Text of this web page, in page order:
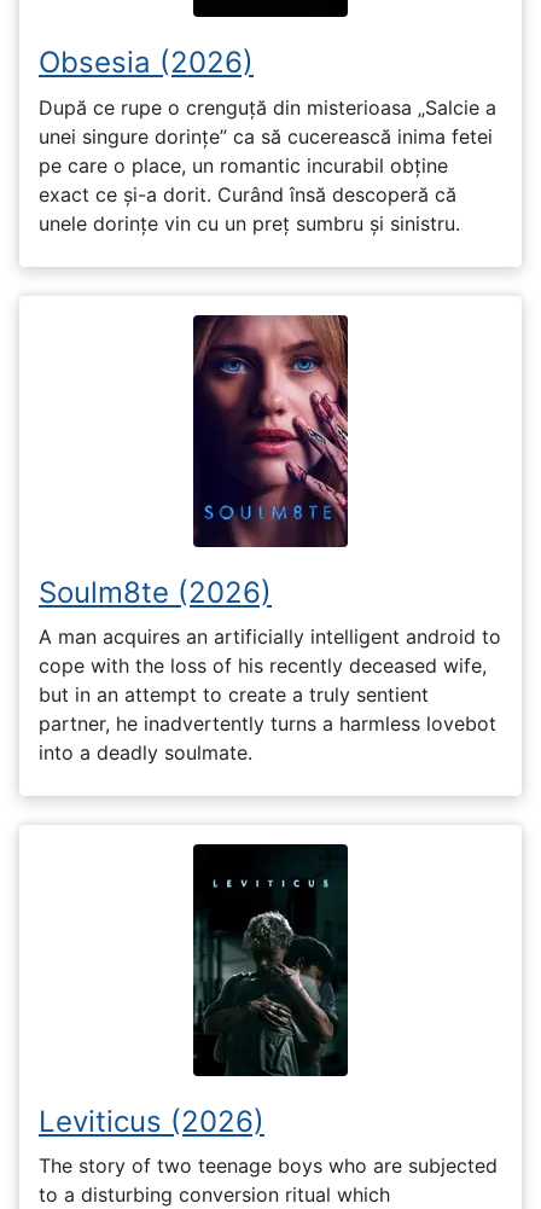
Obsesia (2026)
După ce rupe o crenguță din misterioasa „Salcie a
unei singure dorințe” ca să cucerească inima fetei
pe care o place, un romantic incurabil obține
exact ce și-a dorit. Curând însă descoperă că
unele dorințe vin cu un preț sumbru și sinistru.
Soulm8te (2026)
A man acquires an artificially intelligent android to
cope with the loss of his recently deceased wife,
but in an attempt to create a truly sentient
partner, he inadvertently turns a harmless lovebot
into a deadly soulmate.
Leviticus (2026)
The story of two teenage boys who are subjected
to a disturbing conversion ritual which